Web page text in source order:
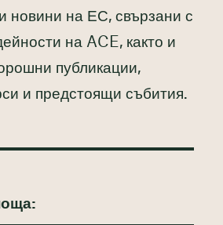
новини на ЕС, свързани с
на ACE, както и
публикации,
и предстоящи събития.